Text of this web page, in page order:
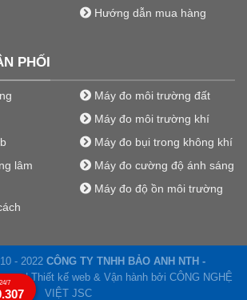
Hướng dẫn mua hàng
PHỐI
lâm
Máy đo môi trường đất
Máy đo môi trường khí
Máy đo bụi trong không khí
Máy đo cường độ ánh sáng
Máy đo độ ồn môi trường
- 2022 CÔNG TY TNHH BẢO ANH NTH -
| Thiết kế web & Vận hành bởi CÔNG NGHỆ
VIỆT JSC
7